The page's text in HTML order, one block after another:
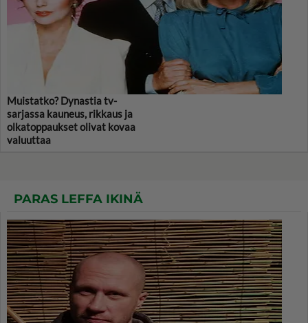
Muistatko? Dynastia tv-
sarjassa kauneus, rikkaus ja
olkatoppaukset olivat kovaa
valuuttaa
PARAS LEFFA IKINÄ